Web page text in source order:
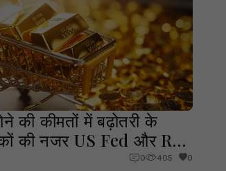
की कीमतों में बढ़ोतरी के
की नजर US Fed और RBI
पर
0 405 0